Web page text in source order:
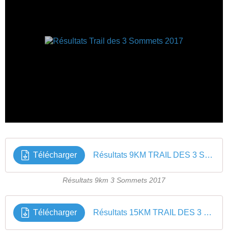
Télécharger Résultats 9KM TRAIL DES 3 SOMMETS 2017
Résultats 9km 3 Sommets 2017
Télécharger Résultats 15KM TRAIL DES 3 SOMMETS 2017